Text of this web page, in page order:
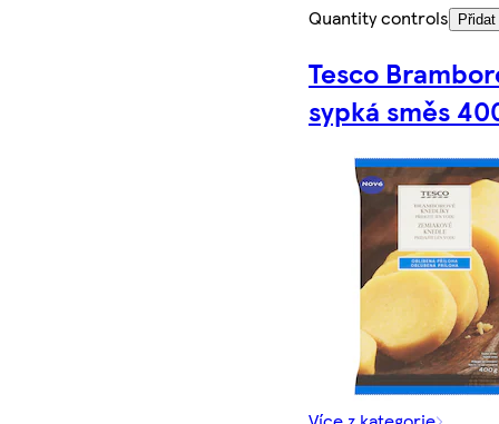
Quantity controls
Přidat
Tesco
sypká směs